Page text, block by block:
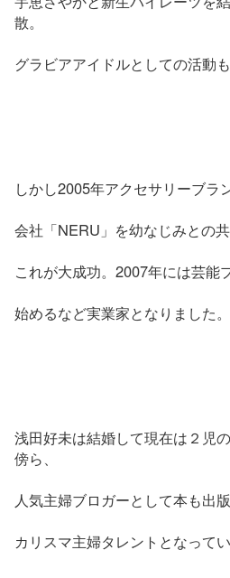
散。
グラビアアイドルとしての活動も
しかし2005年アクセサリーブラ
会社「NERU」を幼なじみとの共
これが大成功。2007年には芸能
始めるなど実業家となりました。
浅田好未は結婚して現在は２児
傍ら、
人気主婦ブロガーとして本も出版
カリスマ主婦タレントとなってい